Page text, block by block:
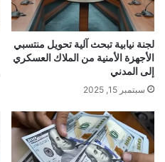
لجنة نيابية تبحث آلية تحويل منتسبي
الأجهزة الأمنية من الملاك العسكري
إلى المدني
سبتمبر 15, 2025